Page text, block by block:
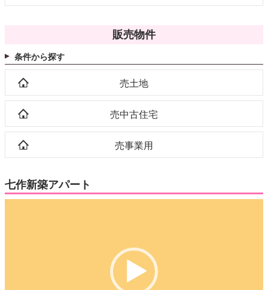
販売物件
条件から探す
売土地
売中古住宅
売事業用
七作新築アパート